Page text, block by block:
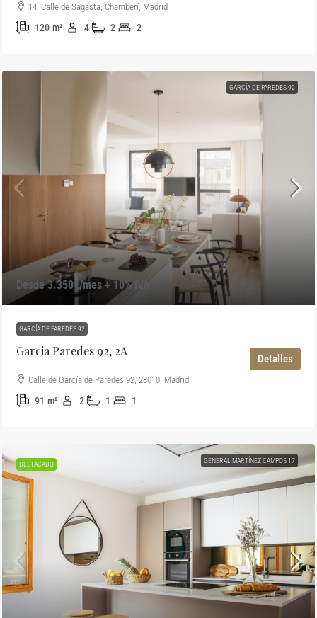
14, Calle de Sagasta, Chamberí, Madrid
2
2
4
120 m²
GARCÍA DE PAREDES 92
Desde 3.350€/mes + 10% IVA
GARCÍA DE PAREDES 92
Garcia Paredes 92, 2A
Calle de García de Paredes 92, 28010, Madrid
1
1
2
91 m²
Detalles
DESTACADO GENERAL MARTÍNEZ CAMPOS 17